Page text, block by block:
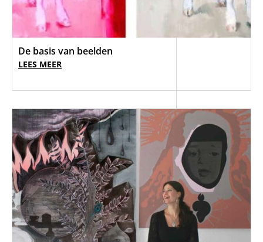
De basis van beelden
LEES MEER